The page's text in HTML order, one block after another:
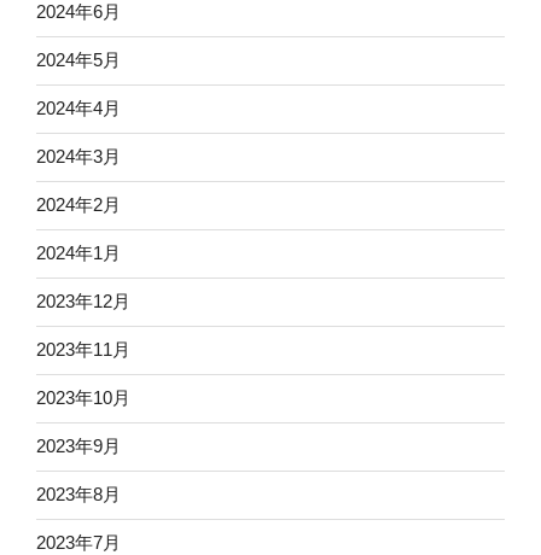
2024年6月
2024年5月
2024年4月
2024年3月
2024年2月
2024年1月
2023年12月
2023年11月
2023年10月
2023年9月
2023年8月
2023年7月